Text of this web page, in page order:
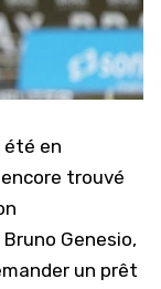
été en
trouvé
Genesio,
un prêt